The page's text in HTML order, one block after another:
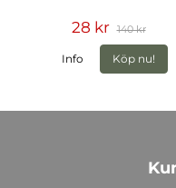
28 kr 140 kr
Info Köp nu!